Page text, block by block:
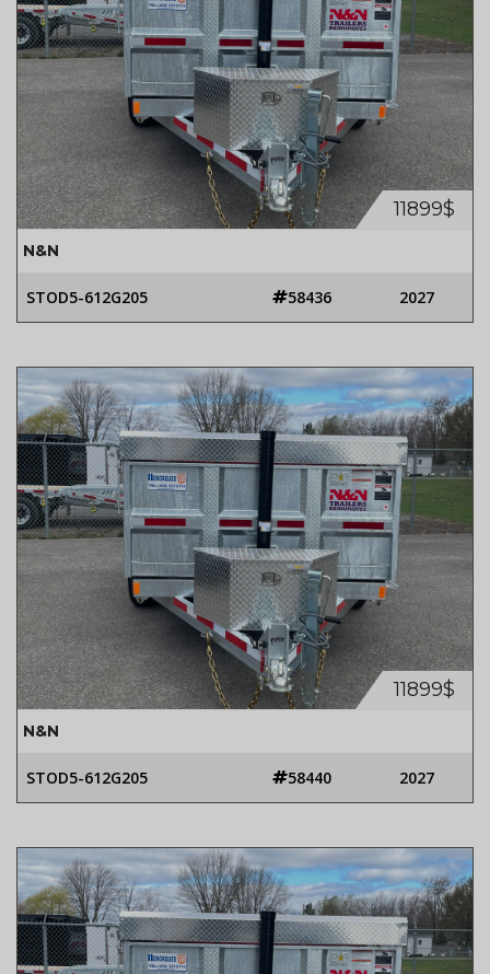
11899$
N&N
STOD5-612G205 58436 2027
11899$
N&N
STOD5-612G205 58440 2027